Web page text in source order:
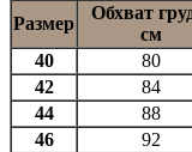
Размер
Обхват
см
40
80
42
84
44
88
46
92